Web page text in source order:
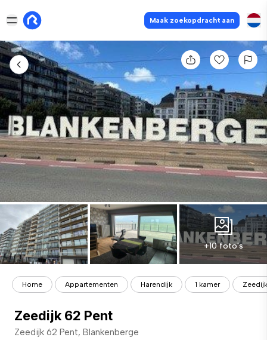
Maak zoekopdracht aan
+10 foto's
Home Appartementen Harendijk 1 kamer
Zeedijk 62 Pent
Zeedijk 62 Pent, Blankenberge